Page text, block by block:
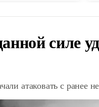
силе
атаковать с ранее